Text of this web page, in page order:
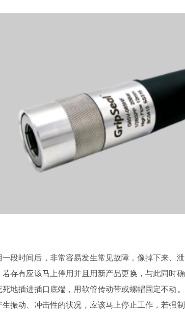
段时间后，非常容易发生常见故障，像掉下来、
存有应该马上停用并且用新产品更换，与此同时
地插进插口底端，用软管传动带或螺帽固定不动
振动、冲击性的状况，应该马上停止工作，若强